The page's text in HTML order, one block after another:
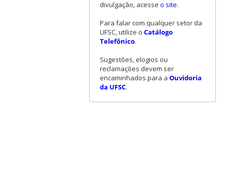
divulgação, acesse o site.
Para falar com qualquer setor da
UFSC, utilize o Catálogo
Telefônico.
Sugestões, elogios ou
reclamações devem ser
encaminhados para a Ouvidoria
da UFSC.